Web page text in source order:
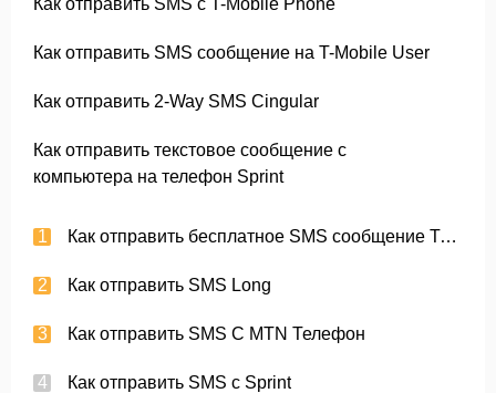
Как отправить SMS с T-Mobile Phone
Как отправить SMS сообщение на T-Mobile User
Как отправить 2-Way SMS Cingular
Как отправить текстовое сообщение с
компьютера на телефон Sprint
Как отправить бесплатное SMS сообщение Текст к O2 Телефон
Как отправить SMS Long
Как отправить SMS С MTN Телефон
Как отправить SMS с Sprint